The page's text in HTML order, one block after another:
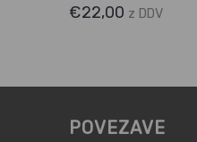
€22,00 z DDV
POVEZAVE